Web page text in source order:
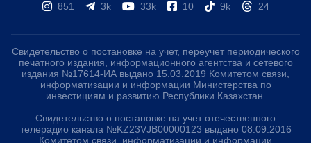
851 3k 33k 10 9k 24
Свидетельство о постановке на учет, переучет периодического
печатного издания, информационного агентства и сетевого
издания №17614-ИА выдано 15.03.2019 Комитетом связи,
информатизации и информации Министерства по
инвестициям и развитию Республики Казахстан.
Свидетельство о постановке на учет отечественного
телерадио канала №KZ23VJB00000123 выдано 08.09.2016
Комитетом связи, информатизации и информации